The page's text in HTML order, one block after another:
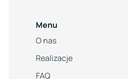
Menu
O nas
Realizacje
FAQ